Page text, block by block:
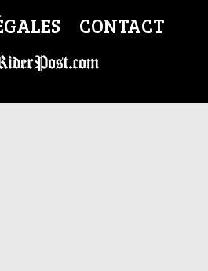
CONTACT